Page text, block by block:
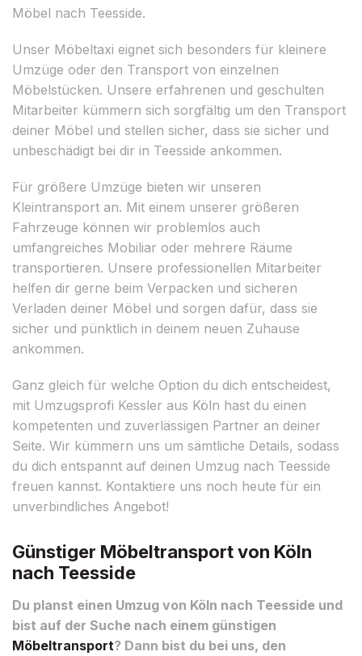
Möbel nach Teesside.
Unser Möbeltaxi eignet sich besonders für kleinere
Umzüge oder den Transport von einzelnen
Möbelstücken. Unsere erfahrenen und geschulten
Mitarbeiter kümmern sich sorgfältig um den Transport
deiner Möbel und stellen sicher, dass sie sicher und
unbeschädigt bei dir in Teesside ankommen.
Für größere Umzüge bieten wir unseren
Kleintransport an. Mit einem unserer größeren
Fahrzeuge können wir problemlos auch
umfangreiches Mobiliar oder mehrere Räume
transportieren. Unsere professionellen Mitarbeiter
helfen dir gerne beim Verpacken und sicheren
Verladen deiner Möbel und sorgen dafür, dass sie
sicher und pünktlich in deinem neuen Zuhause
ankommen.
Ganz gleich für welche Option du dich entscheidest,
mit Umzugsprofi Kessler aus Köln hast du einen
kompetenten und zuverlässigen Partner an deiner
Seite. Wir kümmern uns um sämtliche Details, sodass
du dich entspannt auf deinen Umzug nach Teesside
freuen kannst. Kontaktiere uns noch heute für ein
unverbindliches Angebot!
Günstiger Möbeltransport von Köln
nach Teesside
Du planst einen Umzug von Köln nach Teesside und
bist auf der Suche nach einem günstigen
Möbeltransport? Dann bist du bei uns, den